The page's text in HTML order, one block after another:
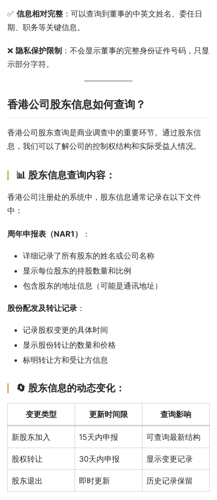
✅ 信息相对完整 ：可以查询到董事的中英文姓名、委任日
期、职务等关键信息。
❌ 隐私保护限制 ：不会显示董事的完整身份证件号码，只显
示部分字符。
香港公司股东信息如何查询？
香港公司股东查询是商业调查中的重要环节。通过股东信
息，我们可以了解公司的控制权结构和实际受益人情况。
📊 股东信息查询内容：
香港公司注册处的系统中，股东信息通常记录在以下文件
中：
周年申报表（NAR1） ：
详细记录了所有股东的姓名或公司名称
显示每位股东的持股数量和比例
包含股东的地址信息（可能是通讯地址）
股份配发及转让记录 ：
记录股权变更的具体时间
显示股份转让的数量和价格
标明转让方和受让方信息
🔄 股东信息的动态变化：
变更类型 更新时间限 查询影响
新股东加入 15天内申报 可查询最新结构
股权转让 30天内申报 显示变更记录
股东退出 即时更新 历史记录保留